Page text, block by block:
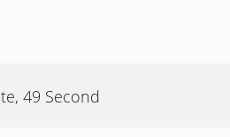
49 Second